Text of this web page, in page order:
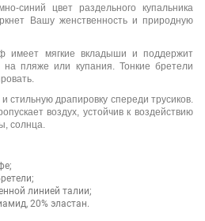
синий цвет раздельного купальника
Вашу женственность и природную
имеет мягкие вкладыши и поддержит
на пляже или купания. Тонкие бретели
стильную драпировку спереди трусиков.
воздух, устойчив к воздействию
солнца.
линией талии;
20% эластан.